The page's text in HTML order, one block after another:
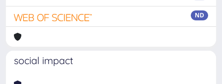
ND
social impact